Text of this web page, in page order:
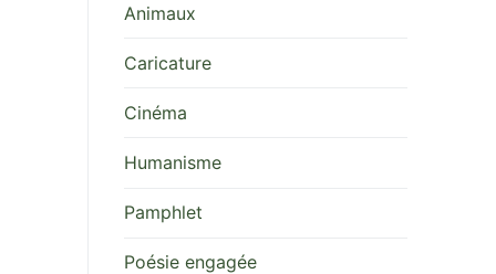
Animaux
Caricature
Cinéma
Humanisme
Pamphlet
Poésie engagée